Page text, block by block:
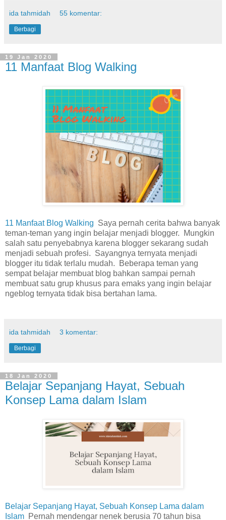
ida tahmidah 55 komentar:
Berbagi
19 Jan 2020
11 Manfaat Blog Walking
11 Manfaat Blog Walking Saya pernah cerita bahwa banyak
teman-teman yang ingin belajar menjadi blogger. Mungkin
salah satu penyebabnya karena blogger sekarang sudah
menjadi sebuah profesi. Sayangnya ternyata menjadi
blogger itu tidak terlalu mudah. Beberapa teman yang
sempat belajar membuat blog bahkan sampai pernah
membuat satu grup khusus para emaks yang ingin belajar
ngeblog ternyata tidak bisa bertahan lama.
ida tahmidah 3 komentar:
Berbagi
18 Jan 2020
Belajar Sepanjang Hayat, Sebuah
Konsep Lama dalam Islam
Belajar Sepanjang Hayat, Sebuah Konsep Lama dalam
Islam Pernah mendengar nenek berusia 70 tahun bisa